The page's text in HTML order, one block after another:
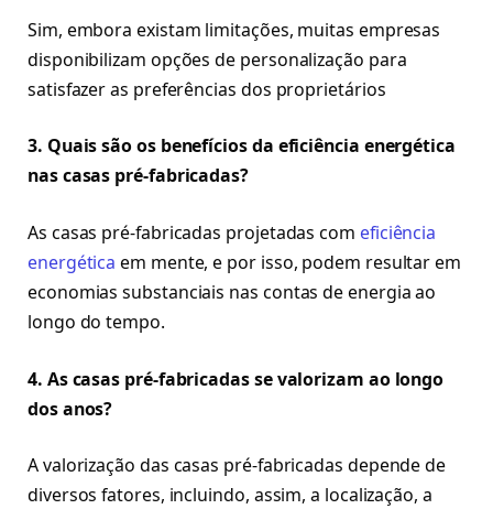
Sim, embora existam limitações, muitas empresas
disponibilizam opções de personalização para
satisfazer as preferências dos proprietários
3. Quais são os benefícios da eficiência energética
nas casas pré-fabricadas?
As casas pré-fabricadas projetadas com eficiência
energética em mente, e por isso, podem resultar em
economias substanciais nas contas de energia ao
longo do tempo.
4. As casas pré-fabricadas se valorizam ao longo
dos anos?
A valorização das casas pré-fabricadas depende de
diversos fatores, incluindo, assim, a localização, a